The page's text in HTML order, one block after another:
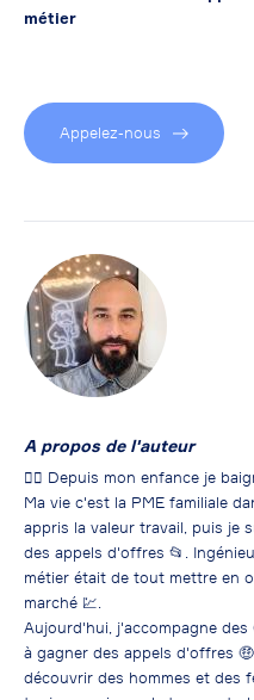
métier
Appelez-nous
A propos de l'auteur
👷‍♂️ Depuis mon enfance je
Ma vie c'est la PME familiale
appris la valeur travail, puis je
des appels d'offres 📂.
métier était de tout mettre en
marché 💹.
Aujourd'hui, j'accompagne
à gagner des appels d'offres
découvrir des hommes et des